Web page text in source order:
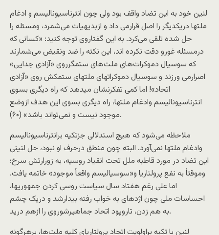
لنين خود به اين تضاد واقف بود ولی چون انترناسيوناليسم و ادغام
ملتها دريکديگر را اصل قرارمی داد و ازبديهيات می‌شمرد، ومسئله را
حل شده تلقی می‌کرد. به اين گفتاروی توجه کنيد: «کسانی که
درمسئله غورو دقت نکرده اند، اين نکته را ضد ونقيض می‌شمارند
که سوسيال دموکرات‌های ملت‌های ستمگرروی «آزادی جدايی»
اصرارمی ورزند و سوسيال دموکراتهای ملتهای ستمکش روی «آزادی
اتحاد»! اما کمی تفکرنشان میدهد که راه ديگری بسوی
انترناسيوناليسم وادغام ملتها، راه ديگری بسوی اين هدف ازوضع
موجود نيست و نمی‌تواند باشد» (۶۰).
ملاحظه می‌شود که هيچ استدلالی جزتکيه برانترناسيوناليسم
وادغام ملتها نمی‌آورد. البته چون منطق درحرف او نبود، حل لنينی
اين تضاد در مورد قاطبه ملل تحت انقياد روسيه، به زورارتش سرخ؛
وموقتاً به نفع پرولتاريا و«سوسياليسم واقعاً موجود» خاتمه يافت.
اما علی رغم هفتاد سال سياست روسی کردن جمهوریها،
احساسات ملی چون اژدهای به خواب رفته بيدارشد و دريک چشم
به هم زدن، تاروپود اتحاد جماهيرشوروی را ازهم دريد.
لنين با تکيه براولويت اتحاد پرولتاريای کليه ملت‌ها، برهرگونه